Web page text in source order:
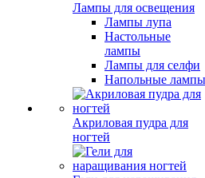
Лампы для освещения
Лампы лупа
Настольные
лампы
Лампы для селфи
Напольные лампы
Акриловая пудра для
ногтей